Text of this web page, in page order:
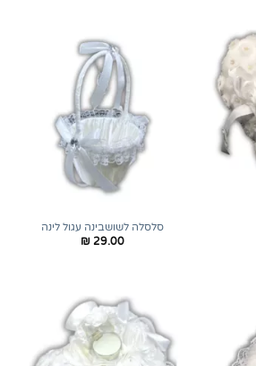
סלסלה לשושבינה עגול לינה
₪ 29.00